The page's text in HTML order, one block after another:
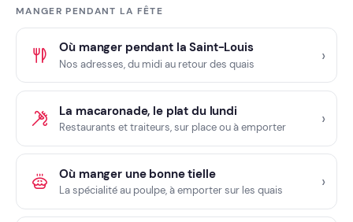
MANGER PENDANT LA FÊTE
Où manger pendant la Saint-Louis
Nos adresses, du midi au retour des quais
La macaronade, le plat du lundi
Restaurants et traiteurs, sur place ou à emporter
Où manger une bonne tielle
La spécialité au poulpe, à emporter sur les quais